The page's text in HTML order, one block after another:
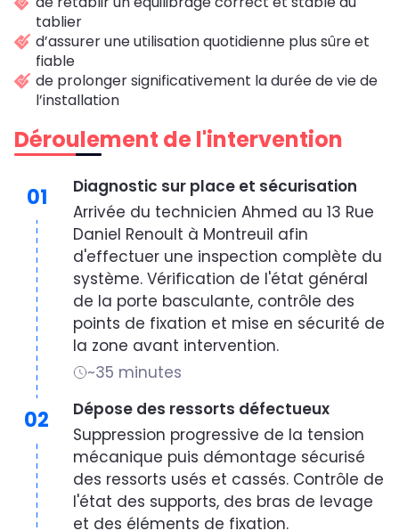
tablier
d’assurer une utilisation quotidienne plus sûre et
fiable
de prolonger significativement la durée de vie de
l’installation
Déroulement de l'intervention
01
Diagnostic sur place et sécurisation
Arrivée du technicien Ahmed au 13 Rue
Daniel Renoult à Montreuil afin
d'effectuer une inspection complète du
système. Vérification de l'état général
de la porte basculante, contrôle des
points de fixation et mise en sécurité de
la zone avant intervention.
~35 minutes
02
Dépose des ressorts défectueux
Suppression progressive de la tension
mécanique puis démontage sécurisé
des ressorts usés et cassés. Contrôle de
l'état des supports, des bras de levage
et des éléments de fixation.